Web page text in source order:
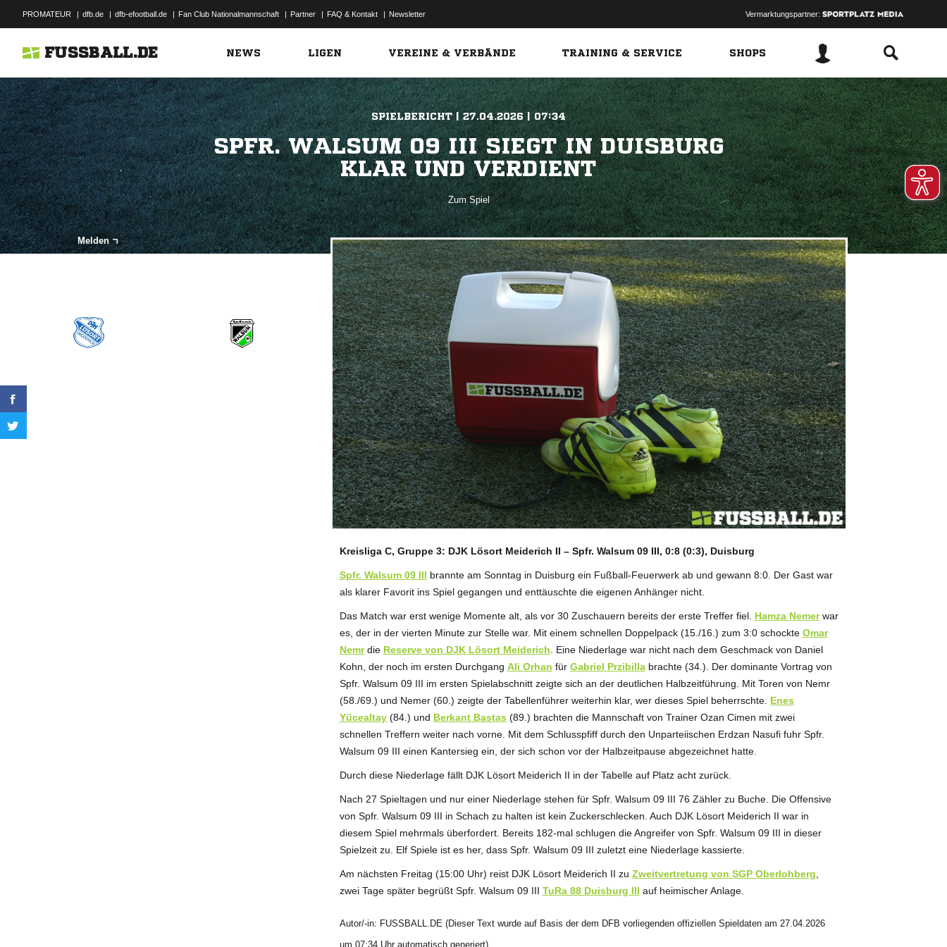
PROMATEUR | dfb.de | dfb-efootball.de | Fan Club Nationalmannschaft | Partner | FAQ & Kontakt | Newsletter Vermarktungspartner:
FUSSBALL.DE NEWS LIGEN VEREINE & VERBÄNDE TRAINING & SERVICE SHOPS
SPIELBERICHT | 27.04.2026 | 07:34
SPFR. WALSUM 09 III SIEGT IN DUISBURG
KLAR UND VERDIENT
Zum Spiel
Melden
ANZEIGE
Kreisliga C, Gruppe 3: DJK Lösort Meiderich II – Spfr. Walsum 09 III, 0:8 (0:3), Duisburg
Spfr. Walsum 09 III brannte am Sonntag in Duisburg ein Fußball-Feuerwerk ab und gewann 8:0. Der Gast war
als klarer Favorit ins Spiel gegangen und enttäuschte die eigenen Anhänger nicht.
Das Match war erst wenige Momente alt, als vor 30 Zuschauern bereits der erste Treffer fiel. Hamza Nemerwar
es, der in der vierten Minute zur Stelle war. Mit einem schnellen Doppelpack (15./16.) zum 3:0 schockte Omar
Nemrdie Reserve von DJK Lösort Meiderich . Eine Niederlage war nicht nach dem Geschmack von Daniel
Kohn, der noch im ersten Durchgang Ali Orhan für Gabriel Przibillabrachte (34.). Der dominante Vortrag von
Spfr. Walsum 09 III im ersten Spielabschnitt zeigte sich an der deutlichen Halbzeitführung. Mit Toren von Nemr
(58./69.) und Nemer (60.) zeigte der Tabellenführer weiterhin klar, wer dieses Spiel beherrschte. Enes
Yücealtay(84.) und Berkant Bastas (89.) brachten die Mannschaft von Trainer Ozan Cimen mit zwei
schnellen Treffern weiter nach vorne. Mit dem Schlusspfiff durch den Unparteiischen Erdzan Nasufi fuhr Spfr.
Walsum 09 III einen Kantersieg ein, der sich schon vor der Halbzeitpause abgezeichnet hatte.
Durch diese Niederlage fällt DJK Lösort Meiderich II in der Tabelle auf Platz acht zurück.
Nach 27 Spieltagen und nur einer Niederlage stehen für Spfr. Walsum 09 III 76 Zähler zu Buche. Die Offensive
von Spfr. Walsum 09 III in Schach zu halten ist kein Zuckerschlecken. Auch DJK Lösort Meiderich II war in
diesem Spiel mehrmals überfordert. Bereits 182-mal schlugen die Angreifer von Spfr. Walsum 09 III in dieser
Spielzeit zu. Elf Spiele ist es her, dass Spfr. Walsum 09 III zuletzt eine Niederlage kassierte.
Am nächsten Freitag (15:00 Uhr) reist DJK Lösort Meiderich II zu Zweitvertretung von SGP Oberlohberg
zwei Tage später begrüßt Spfr. Walsum 09 III TuRa 88 Duisburg III auf heimischer Anlage.
Autor/-in: FUSSBALL.DE (Dieser Text wurde auf Basis der dem DFB vorliegenden offiziellen Spieldaten am 27.04.2026
um 07:34 Uhr automatisch generiert)